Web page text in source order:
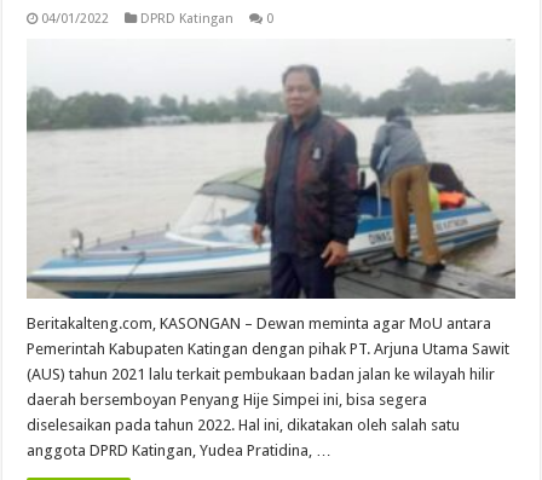
04/01/2022 DPRD Katingan 0
Beritakalteng.com, KASONGAN – Dewan meminta agar MoU antara
Pemerintah Kabupaten Katingan dengan pihak PT. Arjuna Utama Sawit
(AUS) tahun 2021 lalu terkait pembukaan badan jalan ke wilayah hilir
daerah bersemboyan Penyang Hije Simpei ini, bisa segera
diselesaikan pada tahun 2022. Hal ini, dikatakan oleh salah satu
anggota DPRD Katingan, Yudea Pratidina, …